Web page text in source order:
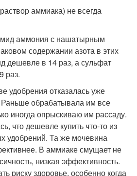
аммиака) не всегда
аммония с нашатырным
содержании азота в этих
дешевле в 14 раз, а сульфат
раз.
удобрения отказалась уже
Раньше обрабатывала им все
иногда опрыскиваю им рассаду.
что дешевле купить что-то из
удобрений. Та же мочевина
В аммиаке смущает не
низкая эффективность.
риску здоровье, особенно когда